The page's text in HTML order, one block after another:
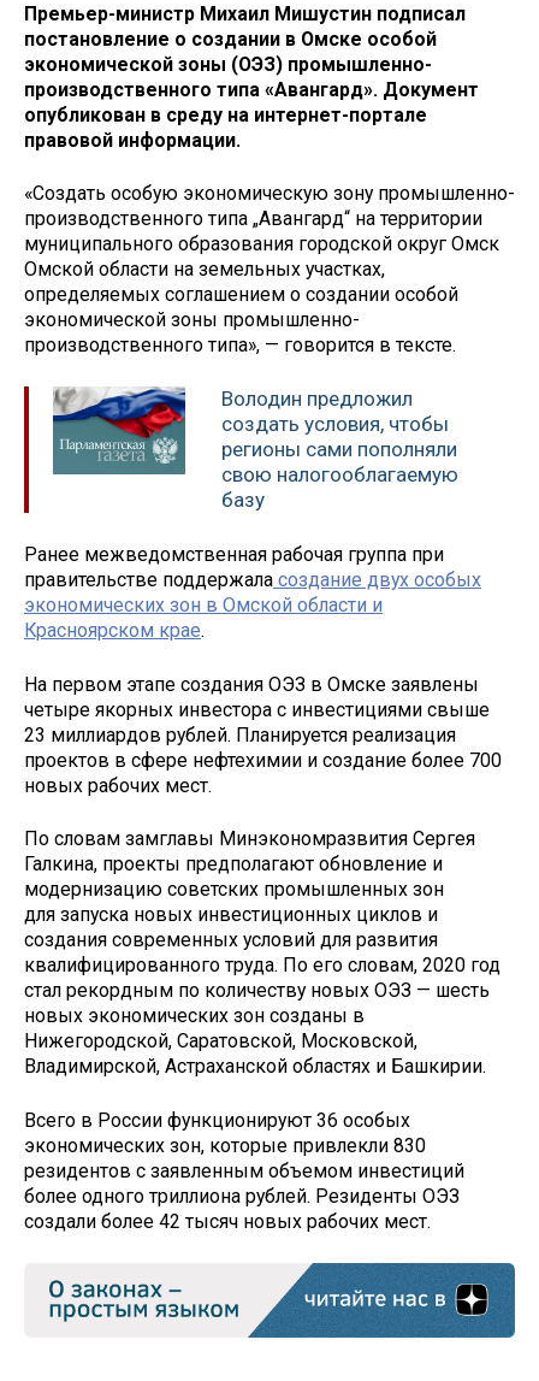
Премьер-министр Михаил Мишустин подписал
постановление о создании в Омске особой
экономической зоны (ОЭЗ) промышленно-
производственного типа «Авангард». Документ
опубликован в среду на интернет-портале
правовой информации.
«Создать особую экономическую зону промышленно-
производственного типа „Авангард“ на территории
муниципального образования городской округ Омск
Омской области на земельных участках,
определяемых соглашением о создании особой
экономической зоны промышленно-
производственного типа», — говорится в тексте.
Володин предложил
создать условия, чтобы
регионы сами пополняли
свою налогооблагаемую
базу
Ранее межведомственная рабочая группа при
правительстве поддержала создание двух особых
экономических зон в Омской области и
Красноярском крае.
На первом этапе создания ОЭЗ в Омске заявлены
четыре якорных инвестора с инвестициями свыше
23 миллиардов рублей. Планируется реализация
проектов в сфере нефтехимии и создание более 700
новых рабочих мест.
По словам замглавы Минэкономразвития Сергея
Галкина, проекты предполагают обновление и
модернизацию советских промышленных зон
для запуска новых инвестиционных циклов и
создания современных условий для развития
квалифицированного труда. По его словам, 2020 год
стал рекордным по количеству новых ОЭЗ — шесть
новых экономических зон созданы в
Нижегородской, Саратовской, Московской,
Владимирской, Астраханской областях и Башкирии.
Всего в России функционируют 36 особых
экономических зон, которые привлекли 830
резидентов с заявленным объемом инвестиций
более одного триллиона рублей. Резиденты ОЭЗ
создали более 42 тысяч новых рабочих мест.